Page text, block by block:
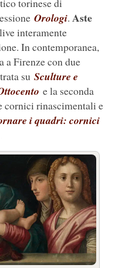
torinese di
Orologi. Aste
interamente
In contemporanea,
a Firenze con due
su Sculture e
e la seconda
cornici rinascimentali e
i quadri: cornici